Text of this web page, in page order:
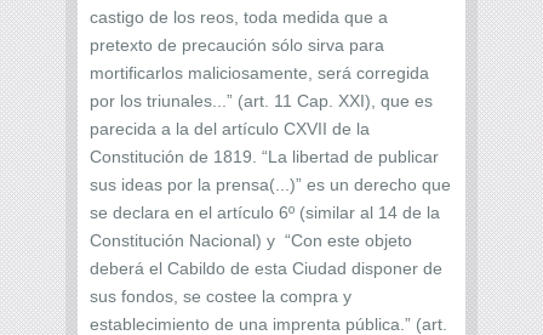
castigo de los reos, toda medida que a
pretexto de precaución sólo sirva para
mortificarlos maliciosamente, será corregida
por los triunales...” (art. 11 Cap. XXI), que es
parecida a la del artículo CXVII de la
Constitución de 1819. “La libertad de publicar
sus ideas por la prensa(...)” es un derecho que
se declara en el artículo 6º (similar al 14 de la
Constitución Nacional) y “Con este objeto
deberá el Cabildo de esta Ciudad disponer de
sus fondos, se costee la compra y
establecimiento de una imprenta pública.” (art.